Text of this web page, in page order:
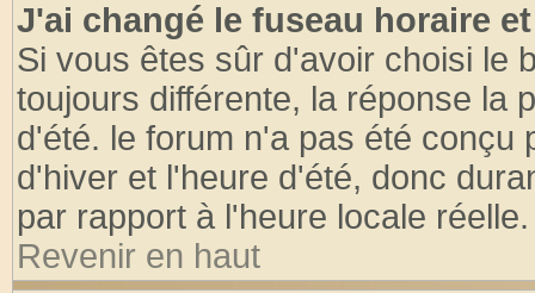
J'ai changé le fuseau horaire
Si vous êtes sûr d'avoir choisi le
toujours différente, la réponse la
d'été. le forum n'a pas été conçu
d'hiver et l'heure d'été, donc
par rapport à l'heure locale réelle.
Revenir en haut